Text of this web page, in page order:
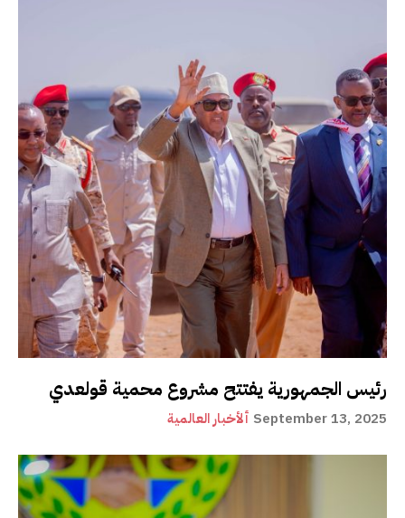
رئيس الجمهورية يفتتح مشروع محمية قولعدي
ألأخبار العالمية September 13, 2025